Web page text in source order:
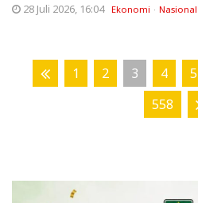
28 Juli 2026, 16:04 Ekonomi Nasional
1 2 3 4 5
558